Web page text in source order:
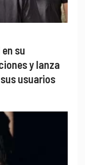
su
y lanza
usuarios